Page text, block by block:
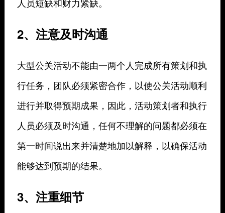
2、注意及时沟通
大型公关活动不能由一两个人完成所有策划和执
行任务，团队必须紧密合作，以使公关活动顺利
进行并取得预期成果，因此，活动策划者和执行
人员必须及时沟通，任何不理解的问题都必须在
第一时间说出来并清楚地加以解释，以确保活动
能够达到预期的结果。
3、注重细节